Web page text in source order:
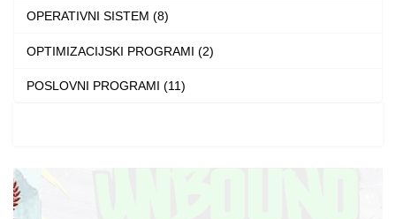
OPERATIVNI SISTEM (8)
OPTIMIZACIJSKI PROGRAMI (2)
POSLOVNI PROGRAMI (11)